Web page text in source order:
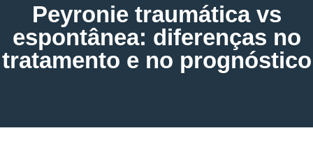
Peyronie traumática vs
espontânea: diferenças no
tratamento e no prognóstico